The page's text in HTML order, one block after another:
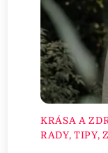
KRÁSA A
RADY, TIPY,